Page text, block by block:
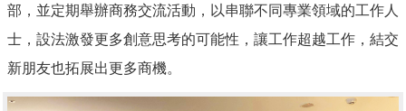
部，並定期舉辦商務交流活動，以串聯不同專業領域的工作人
士，設法激發更多創意思考的可能性，讓工作超越工作，結交
新朋友也拓展出更多商機。